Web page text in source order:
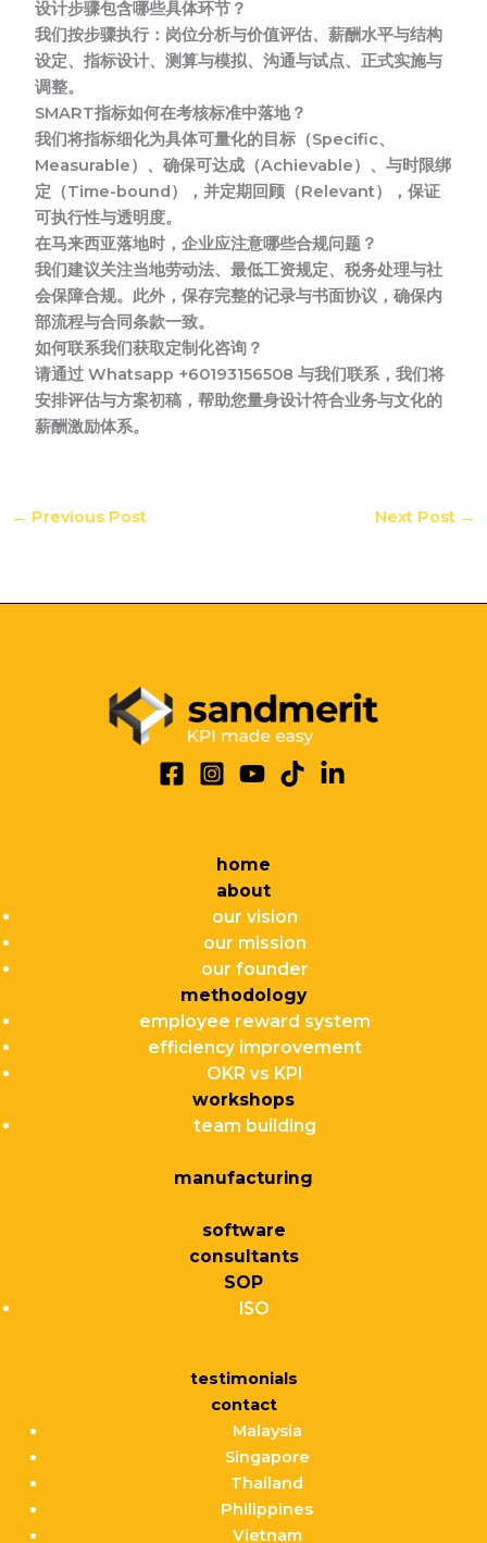
设计步骤包含哪些具体环节？
我们按步骤执行：岗位分析与价值评估、薪酬水平与结构
设定、指标设计、测算与模拟、沟通与试点、正式实施与
调整。
SMART指标如何在考核标准中落地？
我们将指标细化为具体可量化的目标（Specific、
Measurable）、确保可达成（Achievable）、与时限绑
定（Time-bound），并定期回顾（Relevant），保证
可执行性与透明度。
在马来西亚落地时，企业应注意哪些合规问题？
我们建议关注当地劳动法、最低工资规定、税务处理与社
会保障合规。此外，保存完整的记录与书面协议，确保内
部流程与合同条款一致。
如何联系我们获取定制化咨询？
请通过 Whatsapp +60193156508 与我们联系，我们将
安排评估与方案初稿，帮助您量身设计符合业务与文化的
薪酬激励体系。
← Previous Post Next Post →
home
about
our vision
our mission
our founder
methodology
employee reward system
efficiency improvement
OKR vs KPI
workshops
team building
manufacturing
software
consultants
SOP
ISO
testimonials
contact
Malaysia
Singapore
Thailand
Philippines
Vietnam